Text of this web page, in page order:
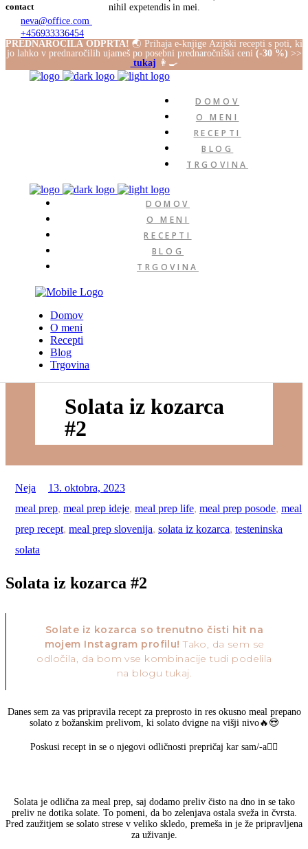
nihil expetendis in mei.
contact
neva@office.com
+456933336454
2606 Saints Alley
Tampa, FL 33602
Follow Us
PREDNAROČILA ODPRTA! 🌏 Prihaja e-knjige Azijski recepti s poti, ki
jo lahko v prednaročilih ujameš po posebni prednaročniški ceni (-30 %) >>
tukaj 👩‍🍳
DOMOV
O MENI
RECEPTI
BLOG
TRGOVINA
DOMOV
O MENI
RECEPTI
BLOG
TRGOVINA
Domov
O meni
Recepti
Blog
Trgovina
Solata iz kozarca
#2
Neja
13. oktobra, 2023
meal prep, meal prep ideje, meal prep life, meal prep posode, meal
prep recept, meal prep slovenija, solata iz kozarca, testeninska
solata
Solata iz kozarca #2
Solate iz kozarca so trenutno čisti hit na
mojem Instagram profilu!Tako, da sem se
odločila, da bom vse kombinacije tudi podelila
na blogu tukaj.
Danes sem za vas pripravila recept za preprosto in res okusno meal prepano
solato z božanskim prelivom, ki solato dvigne na višji nivo🔥😍
Poskusi recept in se o njegovi odličnosti prepričaj kar sam/-a👇🏻
Solata je odlična za meal prep, saj dodamo preliv čisto na dno in se tako
preliv ne dotika solate. To pomeni, da bo zelenjava ostala sveža in čvrsta.
Pred zaužitjem se solato strese v veliko skledo, premeša in je že pripravljena
za uživanje.